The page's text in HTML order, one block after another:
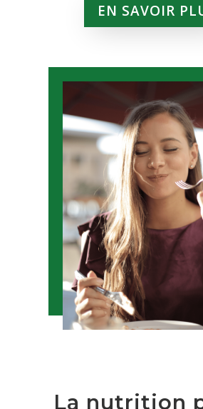
EN SAVOIR
La nutrition